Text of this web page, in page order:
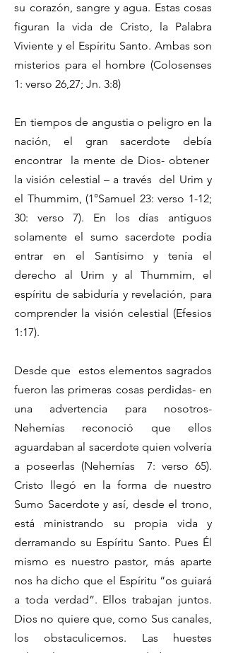
su corazón, sangre y agua. Estas cosas
figuran la vida de Cristo, la Palabra
Viviente y el Espíritu Santo. Ambas son
misterios para el hombre (Colosenses
1: verso 26,27; Jn. 3:8)
En tiempos de angustia o peligro en la
nación, el gran sacerdote debía
encontrar la mente de Dios- obtener
la visión celestial – a través del Urim y
el Thummim, (1°Samuel 23: verso 1-12;
30: verso 7). En los días antiguos
solamente el sumo sacerdote podía
entrar en el Santísimo y tenía el
derecho al Urim y al Thummim, el
espíritu de sabiduría y revelación, para
comprender la visión celestial (Efesios
1:17).
Desde que estos elementos sagrados
fueron las primeras cosas perdidas- en
una advertencia para nosotros-
Nehemías reconoció que ellos
aguardaban al sacerdote quien volvería
a poseerlas (Nehemías 7: verso 65).
Cristo llegó en la forma de nuestro
Sumo Sacerdote y así, desde el trono,
está ministrando su propia vida y
derramando su Espíritu Santo. Pues Él
mismo es nuestro pastor, más aparte
nos ha dicho que el Espíritu “os guiará
a toda verdad”. Ellos trabajan juntos.
Dios no quiere que, como Sus canales,
los obstaculicemos. Las huestes